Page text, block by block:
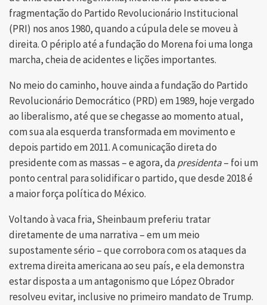
fragmentação do Partido Revolucionário Institucional
(PRI) nos anos 1980, quando a cúpula dele se moveu à
direita. O périplo até a fundação do Morena foi uma longa
marcha, cheia de acidentes e lições importantes.
No meio do caminho, houve ainda a fundação do Partido
Revolucionário Democrático (PRD) em 1989, hoje vergado
ao liberalismo, até que se chegasse ao momento atual,
com sua ala esquerda transformada em movimento e
depois partido em 2011. A comunicação direta do
presidente com as massas – e agora, dapresidenta– foi um
ponto central para solidificar o partido, que desde 2018 é
a maior força política do México.
Voltando à vaca fria, Sheinbaum preferiu tratar
diretamente de uma narrativa – em um meio
supostamente sério – que corrobora com os ataques da
extrema direita americana ao seu país, e ela demonstra
estar disposta a um antagonismo que López Obrador
resolveu evitar, inclusive no primeiro mandato de Trump.